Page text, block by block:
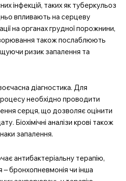
інфекцій, таких як туберкульоз
впливають на серцеву
на органах грудної порожнини,
також послаблюють
ризик запалення та
діагностика. Для
необхідно проводити
серця, що дозволяє оцінити
Біохімічні аналізи крові також
запалення.
антибактеріальну терапію,
бронхопневмонія чи інша